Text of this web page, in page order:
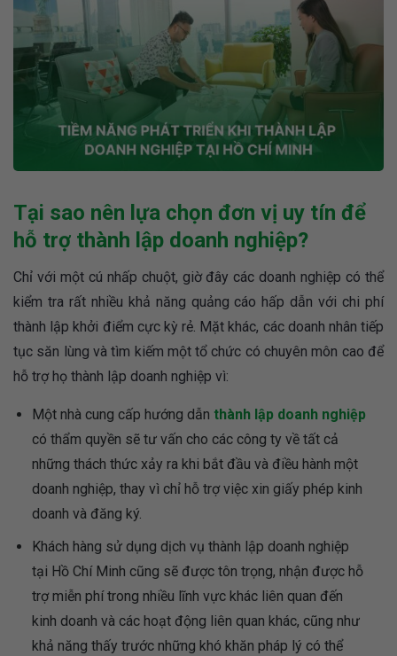
Tại sao nên lựa chọn đơn vị uy tín để
hỗ trợ thành lập doanh nghiệp?
Chỉ với một cú nhấp chuột, giờ đây các doanh nghiệp có thể
kiểm tra rất nhiều khả năng quảng cáo hấp dẫn với chi phí
thành lập khởi điểm cực kỳ rẻ. Mặt khác, các doanh nhân tiếp
tục săn lùng và tìm kiếm một tổ chức có chuyên môn cao để
hỗ trợ họ thành lập doanh nghiệp vì:
Một nhà cung cấp hướng dẫn thành lập doanh nghiệp
có thẩm quyền sẽ tư vấn cho các công ty về tất cả
những thách thức xảy ra khi bắt đầu và điều hành một
doanh nghiệp, thay vì chỉ hỗ trợ việc xin giấy phép kinh
doanh và đăng ký.
Khách hàng sử dụng dịch vụ thành lập doanh nghiệp
tại Hồ Chí Minh cũng sẽ được tôn trọng, nhận được hỗ
trợ miễn phí trong nhiều lĩnh vực khác liên quan đến
kinh doanh và các hoạt động liên quan khác, cũng như
khả năng thấy trước những khó khăn pháp lý có thể